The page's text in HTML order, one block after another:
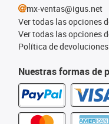
Nuestras formas de
mx-ventas@igus.net
Ver todas las opciones
Ver todas las opciones
Política de devoluciones